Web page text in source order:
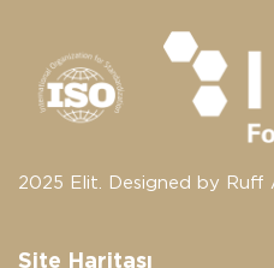
2025 Elit. Designed by Ruff
Site Haritası